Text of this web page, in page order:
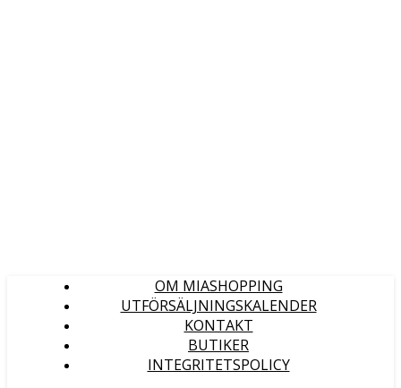
OM MIASHOPPING
UTFÖRSÄLJNINGSKALENDER
KONTAKT
BUTIKER
INTEGRITETSPOLICY